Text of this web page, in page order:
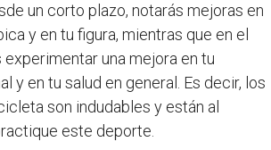
un corto plazo, notarás mejoras en
y en tu figura, mientras que en el
experimentar una mejora en tu
y en tu salud en general. Es decir, los
son indudables y están al
este deporte.